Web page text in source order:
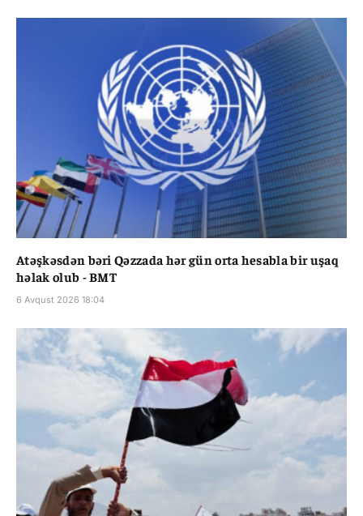
Atəşkəsdən bəri Qəzzada hər gün orta hesabla bir uşaq
həlak olub - BMT
6 Avqust 2026 18:04